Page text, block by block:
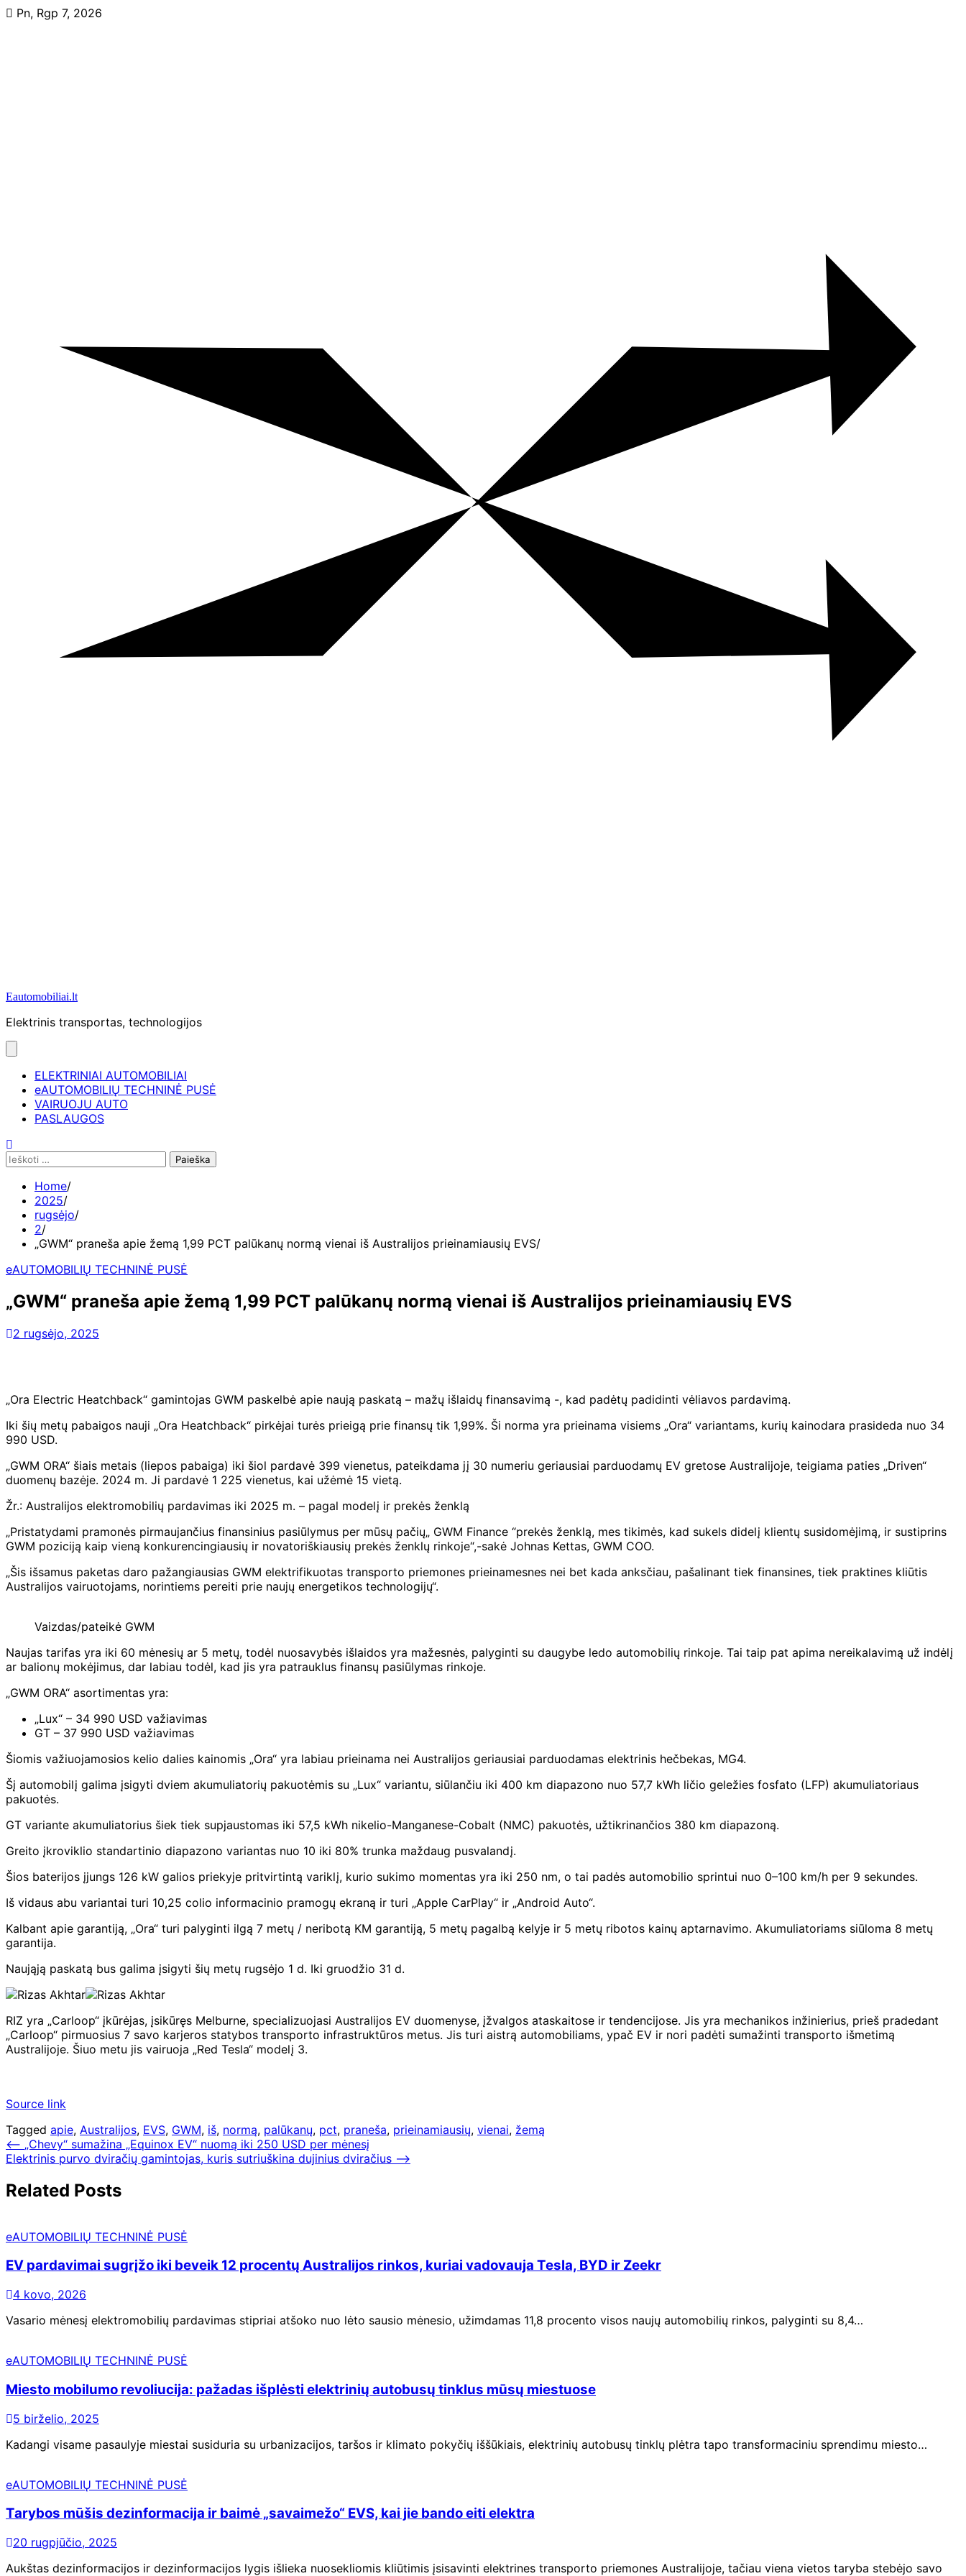
SkipPn, Rgp 7, 2026
Eautomobiliai.lt
Elektrinis transportas, technologijos
ELEKTRINIAI AUTOMOBILIAI
eAUTOMOBILIŲ TECHNINĖ PUSĖ
VAIRUOJU AUTO
PASLAUGOS
Ieškoti:
Home
2025
rugsėjo
2
„GWM“ praneša apie žemą 1,99 PCT palūkanų normą vienai iš Australijos prieinamiausių EVS
eAUTOMOBILIŲ TECHNINĖ PUSĖ
„GWM“ praneša apie žemą 1,99 PCT palūkanų normą vienai iš Australijos prieinamiausių EVS
2 rugsėjo, 2025
„Ora Electric Heatchback“ gamintojas GWM paskelbė apie naują paskatą – mažų išlaidų finansavimą -, kad padėtų padidinti vėliavos pardavimą.
Iki šių metų pabaigos nauji „Ora Heatchback“ pirkėjai turės prieigą prie finansų tik 1,99%. Ši norma yra prieinama visiems „Ora“ variantams, kurių kainodara prasideda nuo 34
990 USD.
„GWM ORA“ šiais metais (liepos pabaiga) iki šiol pardavė 399 vienetus, pateikdama jį 30 numeriu geriausiai parduodamų EV gretose Australijoje, teigiama paties „Driven“
duomenų bazėje. 2024 m. Ji pardavė 1 225 vienetus, kai užėmė 15 vietą.
Žr.: Australijos elektromobilių pardavimas iki 2025 m. – pagal modelį ir prekės ženklą
„Pristatydami pramonės pirmaujančius finansinius pasiūlymus per mūsų pačių„ GWM Finance “prekės ženklą, mes tikimės, kad sukels didelį klientų susidomėjimą, ir sustiprins
GWM poziciją kaip vieną konkurencingiausių ir novatoriškiausių prekės ženklų rinkoje“,-sakė Johnas Kettas, GWM COO.
„Šis išsamus paketas daro pažangiausias GWM elektrifikuotas transporto priemones prieinamesnes nei bet kada anksčiau, pašalinant tiek finansines, tiek praktines kliūtis
Australijos vairuotojams, norintiems pereiti prie naujų energetikos technologijų“.
Vaizdas/pateikė GWM
Naujas tarifas yra iki 60 mėnesių ar 5 metų, todėl nuosavybės išlaidos yra mažesnės, palyginti su daugybe ledo automobilių rinkoje. Tai taip pat apima nereikalavimą už indėlį
ar balionų mokėjimus, dar labiau todėl, kad jis yra patrauklus finansų pasiūlymas rinkoje.
„GWM ORA“ asortimentas yra:
„Lux“ – 34 990 USD važiavimas
GT – 37 990 USD važiavimas
Šiomis važiuojamosios kelio dalies kainomis „Ora“ yra labiau prieinama nei Australijos geriausiai parduodamas elektrinis hečbekas, MG4.
Šį automobilį galima įsigyti dviem akumuliatorių pakuotėmis su „Lux“ variantu, siūlančiu iki 400 km diapazono nuo 57,7 kWh ličio geležies fosfato (LFP) akumuliatoriaus
pakuotės.
GT variante akumuliatorius šiek tiek supjaustomas iki 57,5 ​​kWh nikelio-Manganese-Cobalt (NMC) pakuotės, užtikrinančios 380 km diapazoną.
Greito įkroviklio standartinio diapazono variantas nuo 10 iki 80% trunka maždaug pusvalandį.
Šios baterijos įjungs 126 kW galios priekyje pritvirtintą variklį, kurio sukimo momentas yra iki 250 nm, o tai padės automobilio sprintui nuo 0–100 km/h per 9 sekundes.
Iš vidaus abu variantai turi 10,25 colio informacinio pramogų ekraną ir turi „Apple CarPlay“ ir „Android Auto“.
Kalbant apie garantiją, „Ora“ turi palyginti ilgą 7 metų / neribotą KM garantiją, 5 metų pagalbą kelyje ir 5 metų ribotos kainų aptarnavimo. Akumuliatoriams siūloma 8 metų
garantija.
Naująją paskatą bus galima įsigyti šių metų rugsėjo 1 d. Iki gruodžio 31 d.
RIZ yra „Carloop“ įkūrėjas, įsikūręs Melburne, specializuojasi Australijos EV duomenyse, įžvalgos ataskaitose ir tendencijose. Jis yra mechanikos inžinierius, prieš pradedant
„Carloop“ pirmuosius 7 savo karjeros statybos transporto infrastruktūros metus. Jis turi aistrą automobiliams, ypač EV ir nori padėti sumažinti transporto išmetimą
Australijoje. Šiuo metu jis vairuoja „Red Tesla“ modelį 3.
Source link
Tagged apie, Australijos, EVS, GWM, iš, normą, palūkanų, pct, praneša, prieinamiausių, vienai, žemą
Navigacija
tarp
įrašų
⟵ „Chevy“ sumažina „Equinox EV“ nuomą iki 250 USD per mėnesį
Elektrinis purvo dviračių gamintojas, kuris sutriuškina dujinius dviračius ⟶
Related Posts
eAUTOMOBILIŲ TECHNINĖ PUSĖ
EV pardavimai sugrįžo iki beveik 12 procentų Australijos rinkos, kuriai vadovauja Tesla, BYD ir Zeekr
4 kovo, 2026
Vasario mėnesį elektromobilių pardavimas stipriai atšoko nuo lėto sausio mėnesio, užimdamas 11,8 procento visos naujų automobilių rinkos, palyginti su 8,4…
eAUTOMOBILIŲ TECHNINĖ PUSĖ
Miesto mobilumo revoliucija: pažadas išplėsti elektrinių autobusų tinklus mūsų miestuose
5 birželio, 2025
Kadangi visame pasaulyje miestai susiduria su urbanizacijos, taršos ir klimato pokyčių iššūkiais, elektrinių autobusų tinklų plėtra tapo transformaciniu sprendimu miesto…
eAUTOMOBILIŲ TECHNINĖ PUSĖ
Tarybos mūšis dezinformacija ir baimė „savaimežo“ EVS, kai jie bando eiti elektra
20 rugpjūčio, 2025
Aukštas dezinformacijos ir dezinformacijos lygis išlieka nuosekliomis kliūtimis įsisavinti elektrines transporto priemones Australijoje, tačiau viena vietos taryba stebėjo savo